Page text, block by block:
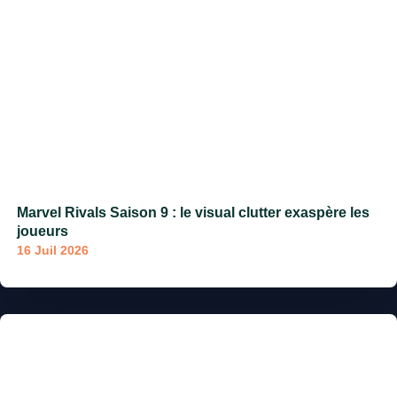
Marvel Rivals Saison 9 : le visual clutter exaspère les
joueurs
16 Juil 2026